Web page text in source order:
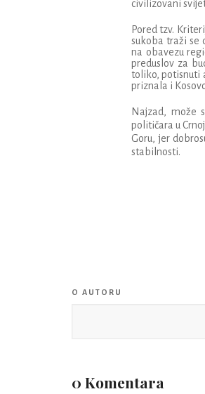
civilizovani
Pored tzv.
sukoba traži se
na obavezu
preduslov za
toliko, potisnuti
priznala i
Najzad, može
političara u
Goru, jer
stabilnosti.
O AUTORU
0 Komentara